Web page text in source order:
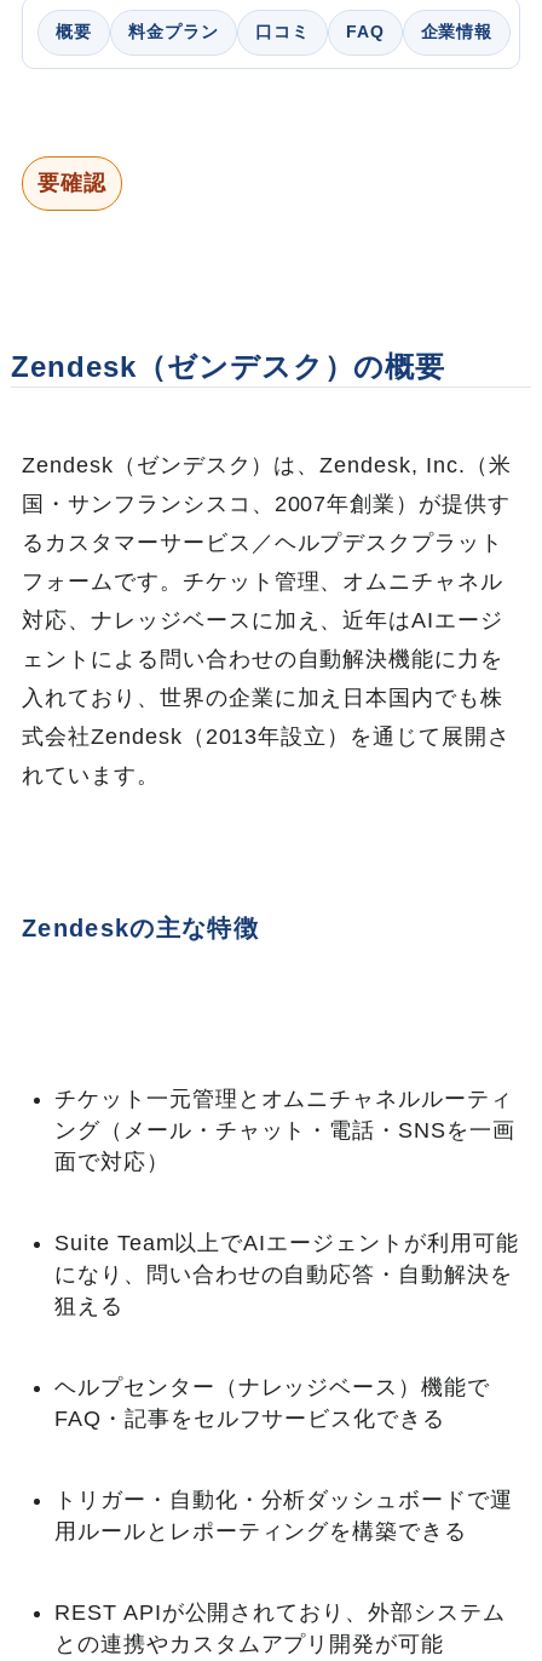
概要 料金プラン 口コミ FAQ 企業情報
要確認
Zendesk（ゼンデスク）の概要
Zendesk（ゼンデスク）は、Zendesk, Inc.（米
国・サンフランシスコ、2007年創業）が提供す
るカスタマーサービス／ヘルプデスクプラット
フォームです。チケット管理、オムニチャネル
対応、ナレッジベースに加え、近年はAIエージ
ェントによる問い合わせの自動解決機能に力を
入れており、世界の企業に加え日本国内でも株
式会社Zendesk（2013年設立）を通じて展開さ
れています。
Zendeskの主な特徴
チケット一元管理とオムニチャネルルーティ
ング（メール・チャット・電話・SNSを一画
面で対応）
Suite Team以上でAIエージェントが利用可能
になり、問い合わせの自動応答・自動解決を
狙える
ヘルプセンター（ナレッジベース）機能で
FAQ・記事をセルフサービス化できる
トリガー・自動化・分析ダッシュボードで運
用ルールとレポーティングを構築できる
REST APIが公開されており、外部システム
との連携やカスタムアプリ開発が可能